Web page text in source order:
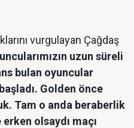
vurgulayan Çağdaş
uzun süreli
bulan oyuncular
Golden önce
Tam o anda beraberlik
olsaydı maçı